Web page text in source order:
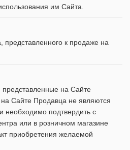
им Сайта.
к продаже на
представленные на Сайте
Сайте Продавца не являются
необходимо подтвердить с
или в розничном магазине
приобретения желаемой